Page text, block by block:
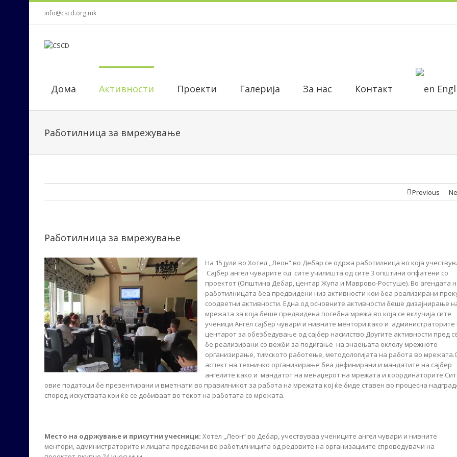
info@cscd.org.mk
Дома Активности Проекти Галерија За нас Контакт
Работилница за вмрежување
Previous
Работилница за вмрежување
На 15 јули во Хотел ,,Леон“ во Дебар се одржа работилница во која
Сајбер ангел чуварите од сите училишта од сите 3 општини опфатени со
проектот (Општина Дебар, центар Жупа и Маврово-Ростуше). Во агендата
работилницата беа предвидени низ активности кои беа реализирани
соодветни активности. Една од основните активности беше дизајнирање
мрежата за која беше предвидена посебна мрежа во која се вклучија сите
ученици Ангел сајбер чувари и нивните ментори како и администраторите
центарот за обезбедување од сајбер насилство.Другите активности пред
бе реализирани со вежби за подигање на знаењата оклолу мрежното
организирање, тимското работење, методологијата на работа во
аспект на техничко организирање беа дефинирани и мандатите на сајбер
ангелите како и мандатот на менаџерот на мрежата и
овие податоци бе презентирани и вметнати во правилникот за работа на мрежата кој ќе биде ставен во процесна
според искуствата кои ќе се добиваат во текот на работата со мрежата.
Место на одржување и присутни учесници: Хотел ,,Леон“ во Дебар, учествуваа учениците ангел чувари и нивните
ментори, администраторите и лицата предавачи во работилницита од редовите на организациите спроведувачи на